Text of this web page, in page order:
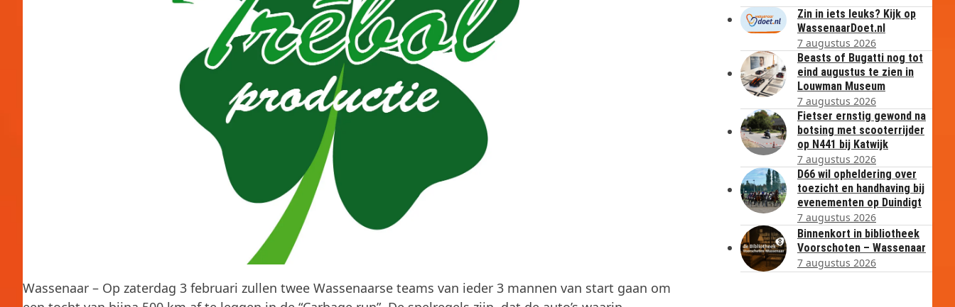
Wassenaar – Op zaterdag 3 februari zullen twee Wassenaarse teams van ieder 3 mannen van start gaan om
Zin in iets leuks? Kijk op
WassenaarDoet.nl
7 augustus 2026
Beasts of Bugatti nog tot
eind augustus te zien in
Louwman Museum
7 augustus 2026
Fietser ernstig gewond na
botsing met scooterrijder
op N441 bij Katwijk
7 augustus 2026
D66 wil opheldering over
toezicht en handhaving bij
evenementen op Duindigt
7 augustus 2026
Binnenkort in bibliotheek
Voorschoten – Wassenaar
7 augustus 2026